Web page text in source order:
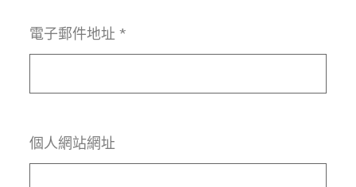
電子郵件地址 *
個人網站網址